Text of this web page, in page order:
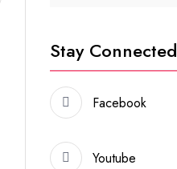
Stay Connected
Facebook
Youtube